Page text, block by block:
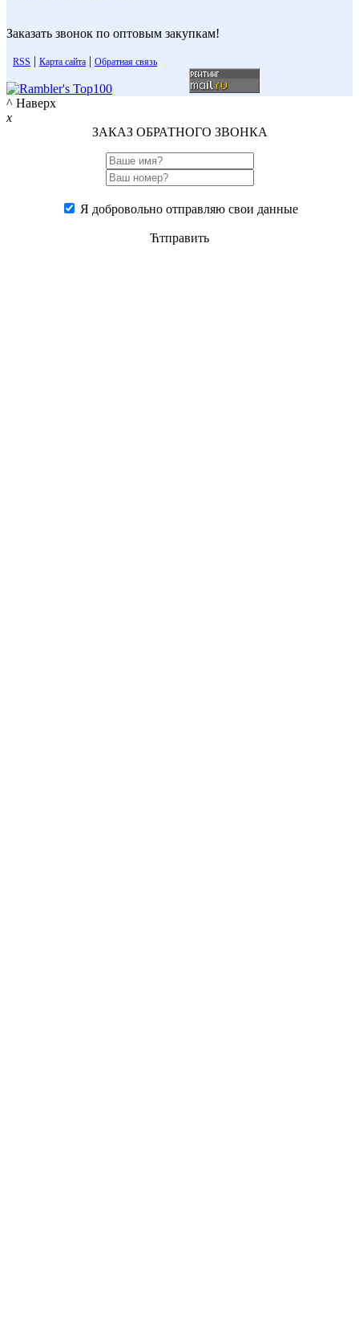
Заказать звонок по оптовым закупкам!
RSS | Карта сайта | Обратная связь
^ Наверх
x
ЗАКАЗ ОБРАТНОГО ЗВОНКА
Я добровольно отправляю свои данные
Ћтправить